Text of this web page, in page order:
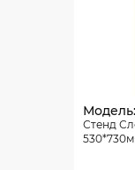
Стенд